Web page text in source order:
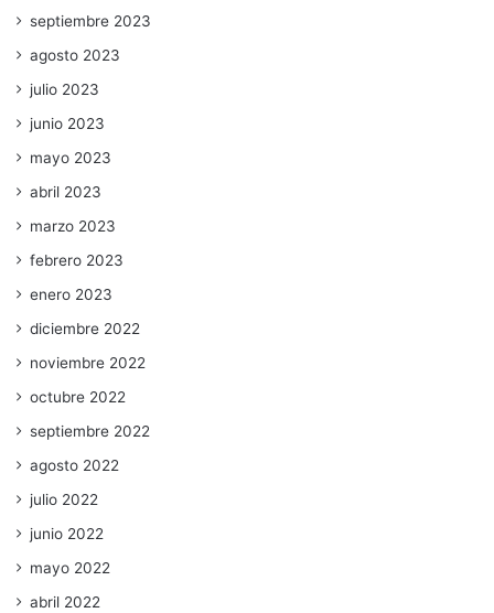
septiembre 2023
agosto 2023
julio 2023
junio 2023
mayo 2023
abril 2023
marzo 2023
febrero 2023
enero 2023
diciembre 2022
noviembre 2022
octubre 2022
septiembre 2022
agosto 2022
julio 2022
junio 2022
mayo 2022
abril 2022